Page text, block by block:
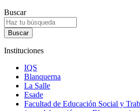
Buscar
Instituciones
IQS
Blanquerna
La Salle
Esade
Facultad de Educación Social y